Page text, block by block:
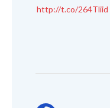
http://t.co/264Tliid